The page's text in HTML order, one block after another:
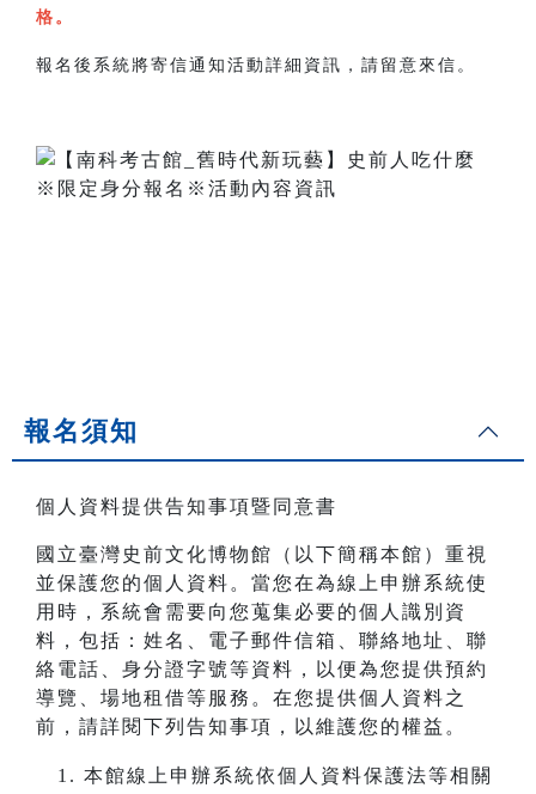
格。
報名後系統將寄信通知活動詳細資訊，請留意來信。
報名須知
個人資料提供告知事項暨同意書
國立臺灣史前文化博物館（以下簡稱本館）重視
並保護您的個人資料。當您在為線上申辦系統使
用時，系統會需要向您蒐集必要的個人識別資
料，包括：姓名、電子郵件信箱、聯絡地址、聯
絡電話、身分證字號等資料，以便為您提供預約
導覽、場地租借等服務。在您提供個人資料之
前，請詳閱下列告知事項，以維護您的權益。
本館線上申辦系統依個人資料保護法等相關